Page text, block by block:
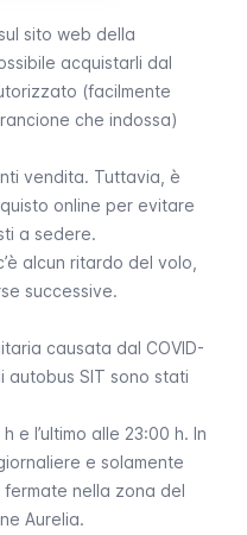
sito web della
acquistarli dal
(facilmente
che indossa)
vendita. Tuttavia, è
online per evitare
a sedere.
alcun ritardo del volo,
successive.
causata dal COVID-
autobus SIT sono stati
e l’ultimo alle 23:00 h. In
e solamente
fermate nella zona del
Aurelia.